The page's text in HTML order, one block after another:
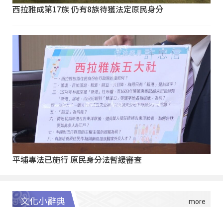
西拉雅成第17族 仍有8族待獲法定原民身分
平埔專法已施行 原民身分法暫緩審查
文化小辭典